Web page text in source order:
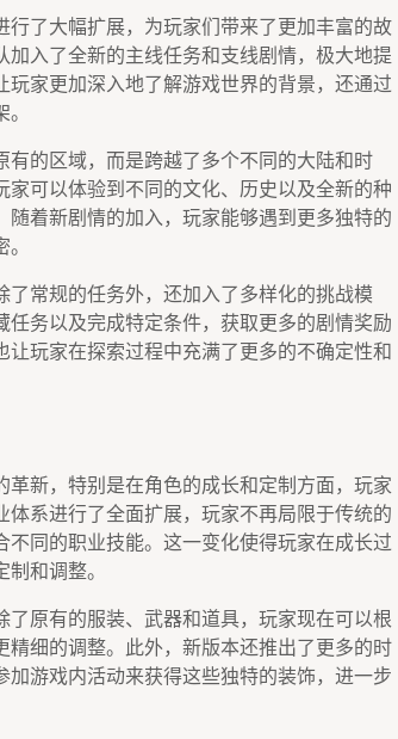
行了大幅扩展，为玩家们带来了更加丰富的故
入了全新的主线任务和支线剧情，极大地提
家更加深入地了解游戏世界的背景，还通过
的区域，而是跨越了多个不同的大陆和时
可以体验到不同的文化、历史以及全新的种
着新剧情的加入，玩家能够遇到更多独特的
常规的任务外，还加入了多样化的挑战模
务以及完成特定条件，获取更多的剧情奖励
玩家在探索过程中充满了更多的不确定性和
新，特别是在角色的成长和定制方面，玩家
系进行了全面扩展，玩家不再局限于传统的
同的职业技能。这一变化使得玩家在成长过
和调整。
原有的服装、武器和道具，玩家现在可以根
细的调整。此外，新版本还推出了更多的时
游戏内活动来获得这些独特的装饰，进一步